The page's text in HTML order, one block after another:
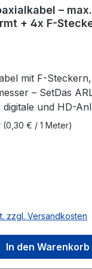
Meter–
+ 4x F-
mit F-
– SetDas
und HD-
schützt es
Die
da Sie
Kabellänge
4 F-Stecker, die
Koaxialkabel in
geeignet
(0,30 € / 1 Meter)
zzgl. Versandkosten
In den Warenkorb